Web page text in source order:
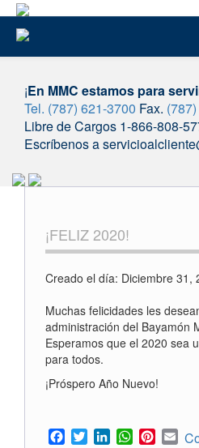
¡En MMC estamos para
Tel. (787) 621-3700 Fax.
Libre de Cargos 1-866-808-
Escríbenos a
¡FELIZ 2020!
Creado el día: Diciembre 31,
Muchas felicidades les
administración del Bayamón
Esperamos que el 2020 sea
para todos.
¡Próspero Año Nuevo!
Facebook
TwitterLinkedInWhatsApp